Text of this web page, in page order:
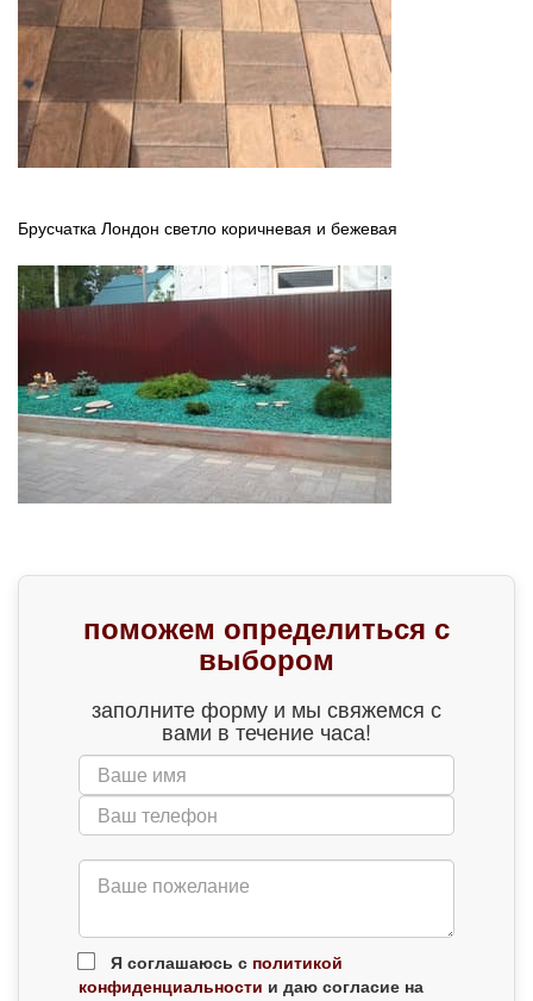
Брусчатка Лондон светло коричневая и бежевая
поможем определиться с
выбором
заполните форму и мы свяжемся с
вами в течение часа!
Я соглашаюсь с политикой
конфиденциальности и даю согласие на